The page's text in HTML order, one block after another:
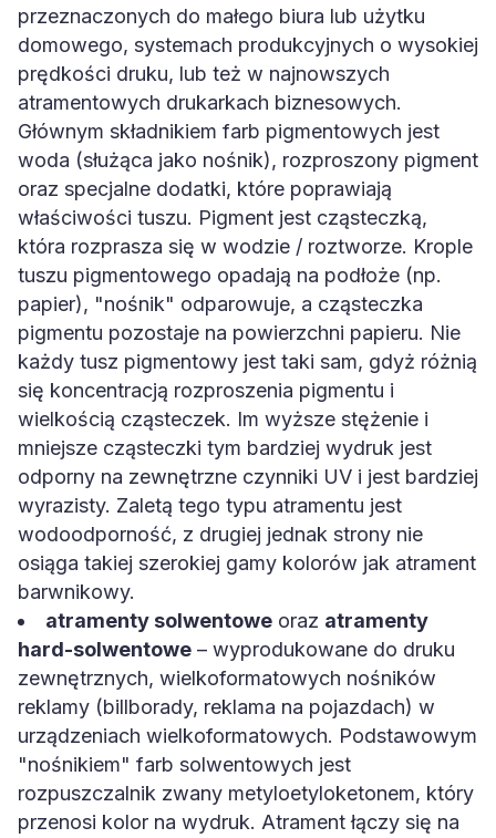
przeznaczonych do małego biura lub użytku
domowego, systemach produkcyjnych o wysokiej
prędkości druku, lub też w najnowszych
atramentowych drukarkach biznesowych.
Głównym składnikiem farb pigmentowych jest
woda (służąca jako nośnik), rozproszony pigment
oraz specjalne dodatki, które poprawiają
właściwości tuszu. Pigment jest cząsteczką,
która rozprasza się w wodzie / roztworze. Krople
tuszu pigmentowego opadają na podłoże (np.
papier), "nośnik" odparowuje, a cząsteczka
pigmentu pozostaje na powierzchni papieru. Nie
każdy tusz pigmentowy jest taki sam, gdyż różnią
się koncentracją rozproszenia pigmentu i
wielkością cząsteczek. Im wyższe stężenie i
mniejsze cząsteczki tym bardziej wydruk jest
odporny na zewnętrzne czynniki UV i jest bardziej
wyrazisty. Zaletą tego typu atramentu jest
wodoodporność, z drugiej jednak strony nie
osiąga takiej szerokiej gamy kolorów jak atrament
barwnikowy.
atramenty solwentowe oraz atramenty
hard-solwentowe – wyprodukowane do druku
zewnętrznych, wielkoformatowych nośników
reklamy (billborady, reklama na pojazdach) w
urządzeniach wielkoformatowych. Podstawowym
"nośnikiem" farb solwentowych jest
rozpuszczalnik zwany metyloetyloketonem, który
przenosi kolor na wydruk. Atrament łączy się na